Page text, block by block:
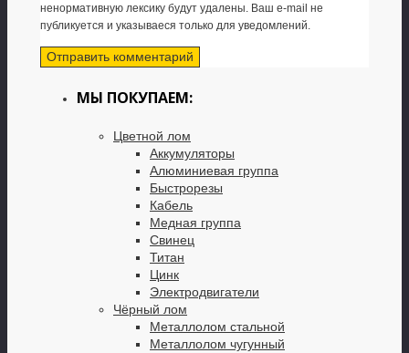
ненормативную лексику будут удалены. Ваш e-mail не
публикуется и указываеся только для уведомлений.
МЫ ПОКУПАЕМ:
Цветной лом
Аккумуляторы
Алюминиевая группа
Быстрорезы
Кабель
Медная группа
Свинец
Титан
Цинк
Электродвигатели
Чёрный лом
Металлолом стальной
Металлолом чугунный